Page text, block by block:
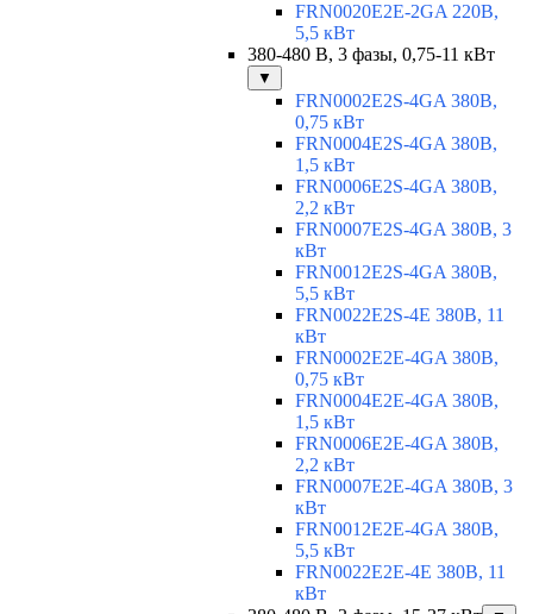
FRN0020E2E-2GA 220В,
5,5 кВт
380-480 В, 3 фазы, 0,75-11 кВт
▼
FRN0002E2S-4GA 380В,
0,75 кВт
FRN0004E2S-4GA 380В,
1,5 кВт
FRN0006E2S-4GA 380В,
2,2 кВт
FRN0007E2S-4GA 380В, 3
кВт
FRN0012E2S-4GA 380В,
5,5 кВт
FRN0022E2S-4E 380В, 11
кВт
FRN0002E2E-4GA 380В,
0,75 кВт
FRN0004E2E-4GA 380В,
1,5 кВт
FRN0006E2E-4GA 380В,
2,2 кВт
FRN0007E2E-4GA 380В, 3
кВт
FRN0012E2E-4GA 380В,
5,5 кВт
FRN0022E2E-4E 380В, 11
кВт